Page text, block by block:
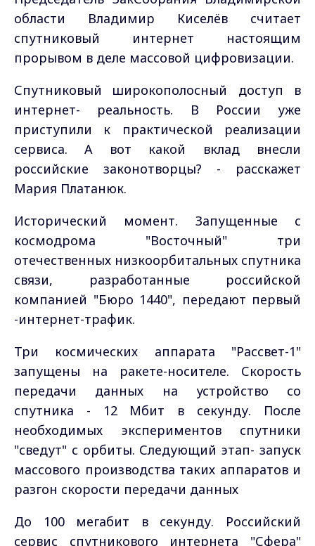
области Владимир Киселёв считает
спутниковый интернет настоящим
прорывом в деле массовой цифровизации.
Спутниковый широкополосный доступ в
интернет- реальность. В России уже
приступили к практической реализации
сервиса. А вот какой вклад внесли
российские законотворцы? - расскажет
Мария Платанюк.
Исторический момент. Запущенные с
космодрома "Восточный" три
отечественных низкоорбитальных спутника
связи, разработанные российской
компанией "Бюро 1440", передают первый
-интернет-трафик.
Три космических аппарата "Рассвет-1"
запущены на ракете-носителе. Скорость
передачи данных на устройство со
спутника - 12 Мбит в секунду. После
необходимых экспериментов спутники
"сведут" с орбиты. Следующий этап- запуск
массового производства таких аппаратов и
разгон скорости передачи данных
До 100 мегабит в секунду. Российский
сервис спутникового интернета "Сфера"